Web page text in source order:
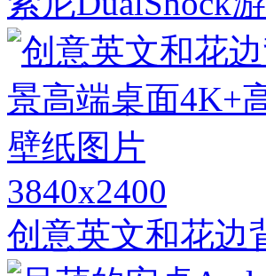
3840x2400
创意英文和花边